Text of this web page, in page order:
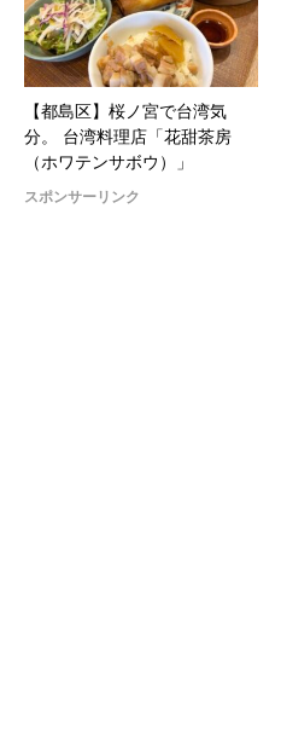
【都島区】桜ノ宮で台湾気
分。 台湾料理店「花甜茶房
（ホワテンサボウ）」
スポンサーリンク